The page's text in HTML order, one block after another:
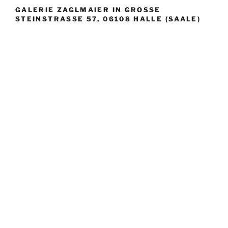
GALERIE ZAGLMAIER IN GROSSE S
TEINSTRASSE 57, 06108 HALLE (SAALE)